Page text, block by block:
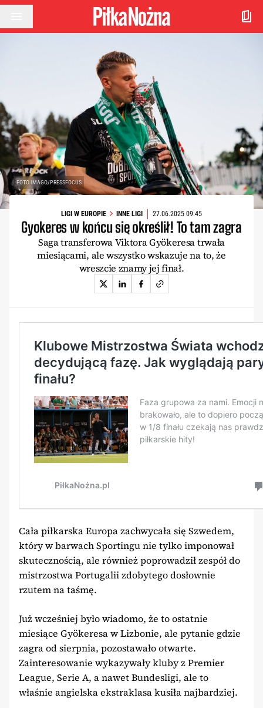
Przejdź do treści
FOTO IMAGO/PRESSFOCUS
LIGI W EUROPIE INNE LIGI 27.06.2025 09:45
Gyokeres w końcu się określił! To tam zagra
Saga transferowa Viktora Gyökeresa trwała
miesiącami, ale wszystko wskazuje na to, że
wreszcie znamy jej finał.
Cała piłkarska Europa zachwycała się Szwedem,
który w barwach Sportingu nie tylko imponował
skutecznością, ale również poprowadził zespół do
mistrzostwa Portugalii zdobytego dosłownie
rzutem na taśmę.
Już wcześniej było wiadomo, że to ostatnie
miesiące Gyökeresa w Lizbonie, ale pytanie gdzie
zagra od sierpnia, pozostawało otwarte.
Zainteresowanie wykazywały kluby z Premier
League, Serie A, a nawet Bundesligi, ale to
właśnie angielska ekstraklasa kusiła najbardziej.